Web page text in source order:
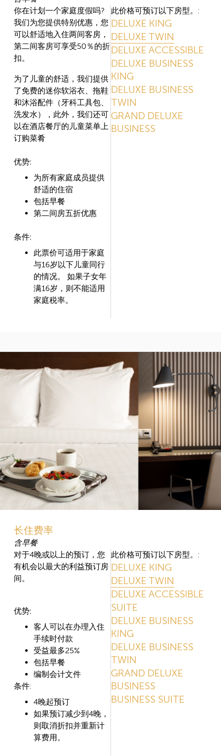
你在计划一个家庭度假吗?
我们为您提供特别优惠，您
可以舒适地入住两间客房，
第二间客房可享受50％的折
扣。
为了儿童的舒适，我们提供
了免费的迷你软浴衣、拖鞋
和沐浴配件（牙科工具包、
洗发水），此外，我们还可
以在酒店餐厅的儿童菜单上
订购菜肴
优势:
为所有家庭成员提供
舒适的住宿
包括早餐
第二间房五折优惠
条件:
此票价可适用于家庭
与16岁以下儿童同行
的情况。 如果子女年
满16岁，则不能适用
家庭税率。
此价格可预订以下房型。:
DELUXE KING
DELUXE TWIN
DELUXE ACCESSIBLE
DELUXE BUSINESS
KING
DELUXE BUSINESS
TWIN
GRAND DELUXE
BUSINESS
长住费率
含早餐
对于4晚或以上的预订，您
有机会以最大的利益预订房
间。
优势:
客人可以在办理入住
手续时付款
受益最多25%
包括早餐
编制会计文件
条件:
4晚起预订
如果预订减少到4晚，
则取消折扣并重新计
算费用。
此价格可预订以下房型。:
DELUXE KING
DELUXE TWIN
DELUXE ACCESSIBLE
SUITE
DELUXE BUSINESS
KING
DELUXE BUSINESS
TWIN
GRAND DELUXE
BUSINESS
BUSINESS SUITE